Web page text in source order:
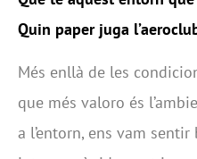
Quin paper juga
Més enllà de les
que més valoro és
a l’entorn, ens vam